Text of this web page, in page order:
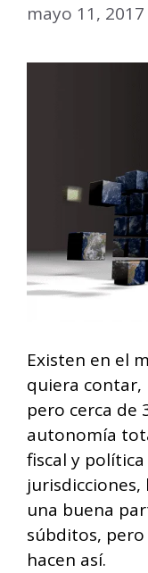
mayo 11, 2017
Existen en el
quiera contar,
pero cerca de
autonomía
fiscal y
jurisdicciones,
una buena
súbditos,
hacen así.